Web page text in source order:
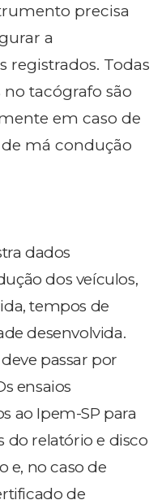
precisa
a
registrados. Todas
tacógrafo são
em caso de
má condução
dados
dos veículos,
tempos de
desenvolvida.
passar por
ensaios
ao Ipem-SP para
do relatório e disco
e, no caso de
de